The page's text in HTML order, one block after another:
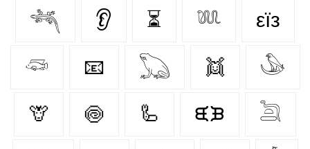
𓆈 👂 ⏳ 𓆚 εїз
𓆛 📧 𓆏 👯 𓅇
🦒 🍥 🦾 ᙙᙖ 𓆖